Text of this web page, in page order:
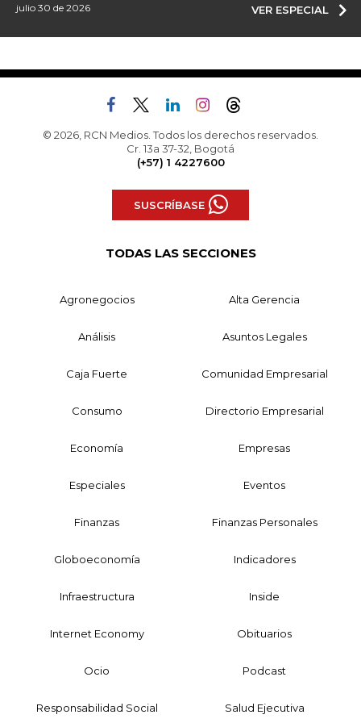
julio 30 de 2026 VER ESPECIAL
© 2026, RCN Medios. Todos los derechos reservados.
Cr. 13a 37-32, Bogotá
(+57) 1 4227600
SUSCRÍBASE
TODAS LAS SECCIONES
Agronegocios Alta Gerencia
Análisis Asuntos Legales
Caja Fuerte Comunidad Empresarial
Consumo Directorio Empresarial
Economía Empresas
Especiales Eventos
Finanzas Finanzas Personales
Globoeconomía Indicadores
Infraestructura Inside
Internet Economy Obituarios
Ocio Podcast
Responsabilidad Social Salud Ejecutiva